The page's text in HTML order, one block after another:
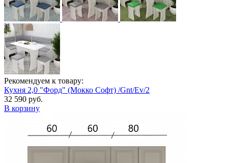
Рекомендуем к товару:
Кухня 2,0 "Форд" (Мокко Софт) /Gnt/Ev/2
32 590 руб.
В корзину